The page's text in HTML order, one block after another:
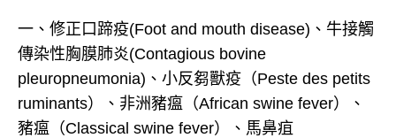
一、修正口蹄疫(Foot and mouth disease) 、牛接觸
傳染性胸膜肺炎(Contagious bovine
pleuropneumonia) 、小反芻獸疫（Peste des petits
ruminants）、非洲豬瘟（African swine fever）、
豬瘟（C lassical swine fever）、馬鼻疽